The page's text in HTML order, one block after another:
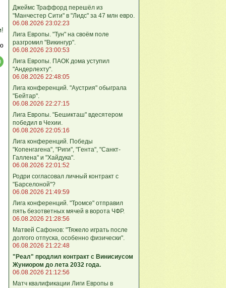
Джеймс Траффорд перешёл из
"Манчестер Сити" в "Лидс" за 47 млн евро.
06.08.2026 23:02:23
Лига Европы. "Тун" на своём поле
разгромил "Викингур".
06.08.2026 23:00:53
Лига Европы. ПАОК дома уступил
"Андерлехту".
06.08.2026 22:48:05
Лига конференций. "Аустрия" обыграла
"Бейтар".
06.08.2026 22:27:15
Лига Европы. "Бешикташ" вдесятером
победил в Чехии.
06.08.2026 22:05:16
Лига конференций. Победы
"Копенгагена", "Риги", "Гента", "Санкт-
Галлена" и "Хайдука".
06.08.2026 22:01:52
Родри согласовал личный контракт с
"Барселоной"?
06.08.2026 21:49:59
Лига конференций. "Тромсе" отправил
пять безответных мячей в ворота ЧФР.
06.08.2026 21:28:56
Матвей Сафонов: "Тяжело играть после
долгого отпуска, особенно физически".
06.08.2026 21:22:48
"Реал" продлил контракт с Винисиусом
Жуниором до лета 2032 года.
06.08.2026 21:12:56
Матч квалификации Лиги Европы в